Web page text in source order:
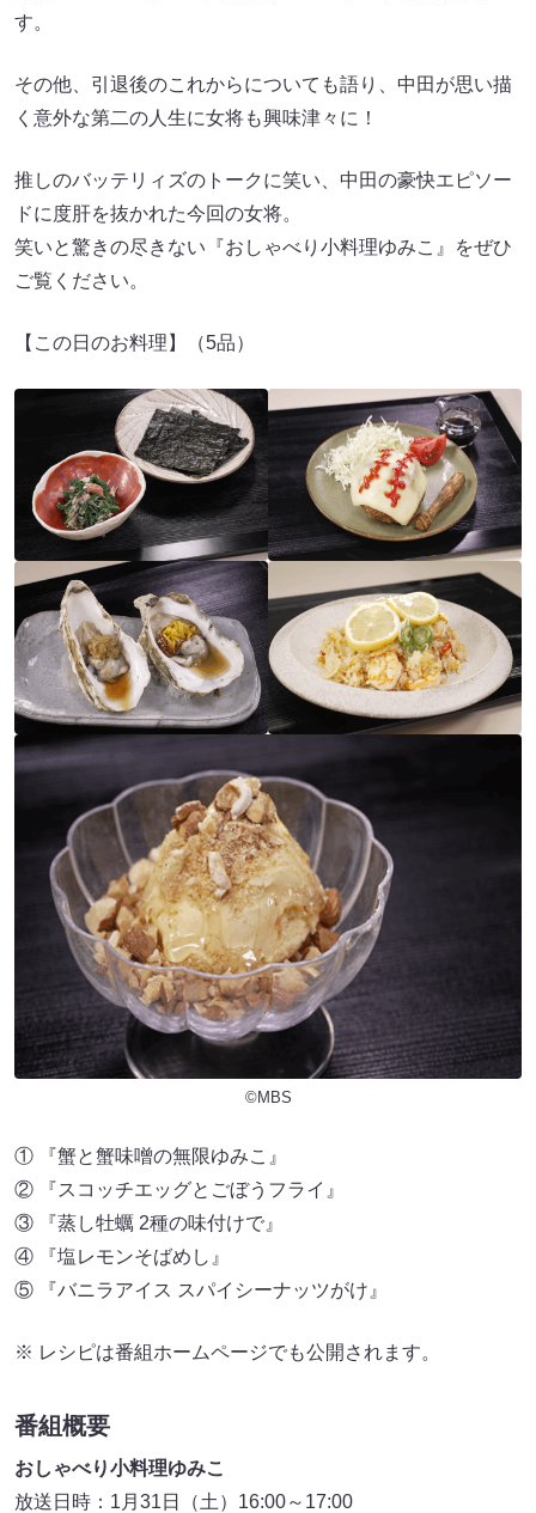
す。
その他、引退後のこれからについても語り、中田が思い描
く意外な第二の人生に女将も興味津々に！
推しのバッテリィズのトークに笑い、中田の豪快エピソー
ドに度肝を抜かれた今回の女将。
笑いと驚きの尽きない『おしゃべり小料理ゆみこ』をぜひ
ご覧ください。
【この日のお料理】（5品）
©MBS
① 『蟹と蟹味噌の無限ゆみこ』
② 『スコッチエッグとごぼうフライ』
③ 『蒸し牡蠣 2種の味付けで』
④ 『塩レモンそばめし』
⑤ 『バニラアイス スパイシーナッツがけ』
※ レシピは番組ホームページでも公開されます。
番組概要
おしゃべり小料理ゆみこ
放送日時：1月31日（土）16:00～17:00